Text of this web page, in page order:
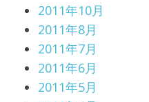
2011年10月
2011年8月
2011年7月
2011年6月
2011年5月